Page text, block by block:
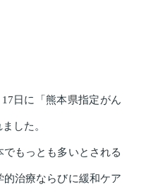
日に「熊本県指定がん
した。
もっとも多いとされる
治療ならびに緩和ケア